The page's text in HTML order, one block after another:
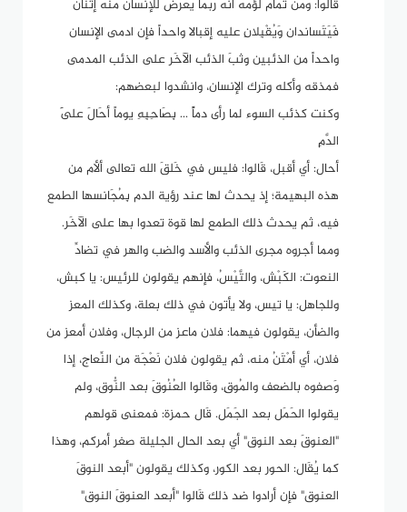
قَالوا: ومن تمام لؤمه أنه ربما يعرض للإنسان منه إثنان
فَيَتَساندان وَيُقْبِلانِ عليه إقبالا واحداً فإن ادمى الإنسان
واحداً من الذئبين وثبَ الذئب الآخَر على الذئب المدمى
فمذقه وأكله وترك الإنسان، وانشدوا لبعضهم:
وكنت كذئب السوء لما رأى دماًً ... بِصَاحِبِهِ يوماً أحَالَ عَلَى
الدَّمِ
أحال: أي أقبل، قَالوا: فليس في خَلقَ الله تعالى ألأم من
هذه البهيمة؛ إذ يحدث لها عند رؤية الدم بِمُجَانسها الطمع
فيه، ثم يحدث ذلك الطمع لها قوة تعدوا بها على الآخَر.
ومما أجروه مجرى الذئب والأسد والضب والهر في تضادِّ
النعوت: الكَبْش، والتَّيْسُ، فإنهم يقولون للرئيس: يا كبش،
وللجاهل: يا تيس، ولا يأتون في ذلك بعلة، وكذلك المعز
والضأن، يقولون فيهما: فلان ماعز من الرجال، وفلان أمعز من
فلان، أي أمْتَنُ منه، ثم يقولون فلان نَعْجَة من النِّعاج، إذا
وَصفوه بالضعف والمُوقِ، وقَالوا العُنُوقَ بعد النُّوق، ولم
يقولوا الحَمَل بعد الجَمَل. قَال حمزة: فمعنى قولهم
"العنوقَ بعد النوق" أي بعد الحال الجليلة صغر أمركم، وهذا
كما يُقَال: الحور بعد الكور، وكذلك يقولون "أبعد النوقَ
العنوق" فإن أرادوا ضد ذلك قَالوا "أبعد العنوقَ النوق"